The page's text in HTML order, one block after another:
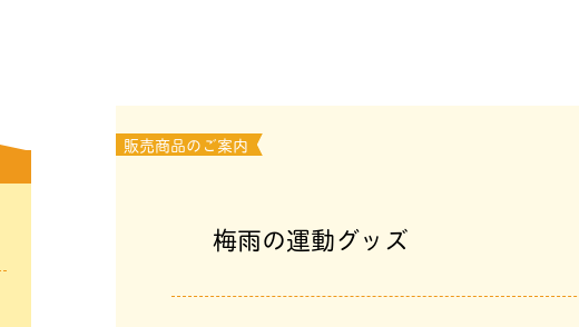
販売商品のご案内
梅雨の運動グッズ